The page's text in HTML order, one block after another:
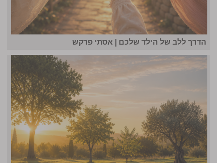
הדרך ללב של הילד שלכם | אסתי פרקש